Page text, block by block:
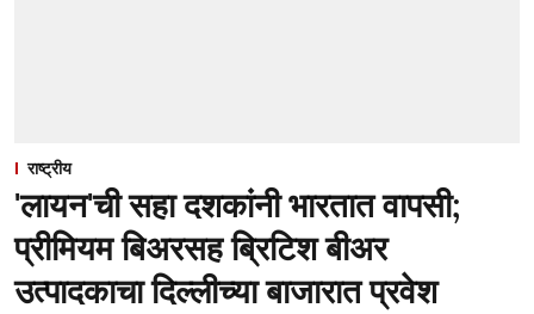
राष्ट्रीय
'लायन'ची सहा दशकांनी भारतात वापसी;
प्रीमियम बिअरसह ब्रिटिश बीअर
उत्पादकाचा दिल्लीच्या बाजारात प्रवेश